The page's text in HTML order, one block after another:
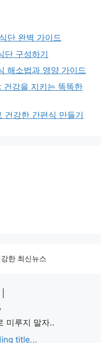
단 완벽 가이드
단 구성하기
해소법과 영양 가이드
건강을 지키는 똑똑한
건강한 간편식 만들기
한 최신뉴스
미루지 말자..
title...